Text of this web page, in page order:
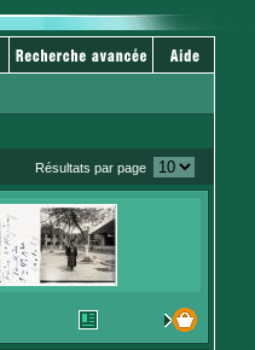
Résultats par page